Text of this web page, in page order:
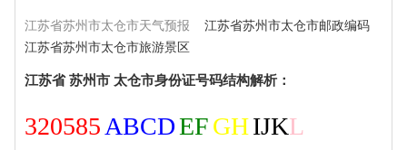
江苏省苏州市太仓市天气预报
江苏省苏州市太仓市邮政编码
江苏省苏州市太仓市旅游景区
江苏省 苏州市 太仓市身份证号码结构解析：
320585 ABCDEFGHIJKL